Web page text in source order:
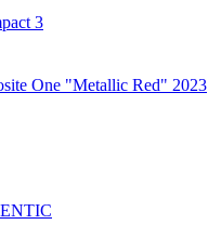
3
One "Metallic Red" 2023